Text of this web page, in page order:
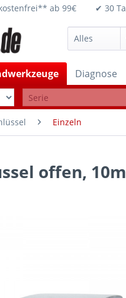
ab 99€ ✔ 30
Diagnose
Einzeln
offen,